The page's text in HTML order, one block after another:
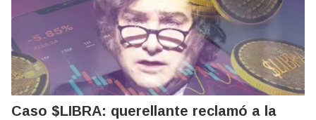
Caso $LIBRA: querellante reclamó a la